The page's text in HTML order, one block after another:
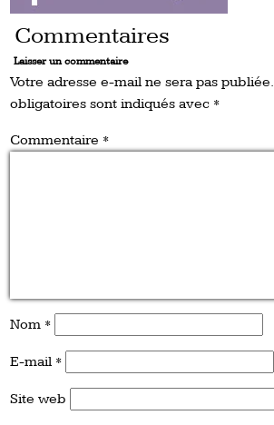
Commentaires
Laisser un commentaire
Votre adresse e-mail ne sera pas publiée.
obligatoires sont indiqués avec *
Commentaire *
Nom *
E-mail *
Site web